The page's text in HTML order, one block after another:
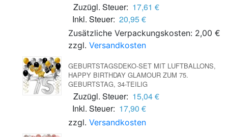
Zuzügl. Steuer: 17,61 €
Inkl. Steuer: 20,95 €
Zusätzliche Verpackungskosten: 2,00 €
zzgl. Versandkosten
GEBURTSTAGSDEKO-SET MIT LUFTBALLONS,
HAPPY BIRTHDAY GLAMOUR ZUM 75.
GEBURTSTAG, 34-TEILIG
Zuzügl. Steuer: 15,04 €
Inkl. Steuer: 17,90 €
zzgl. Versandkosten